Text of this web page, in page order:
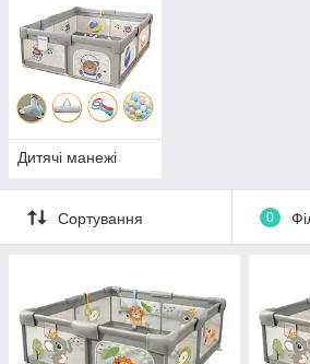
Дитячі манежі
Сортування 0